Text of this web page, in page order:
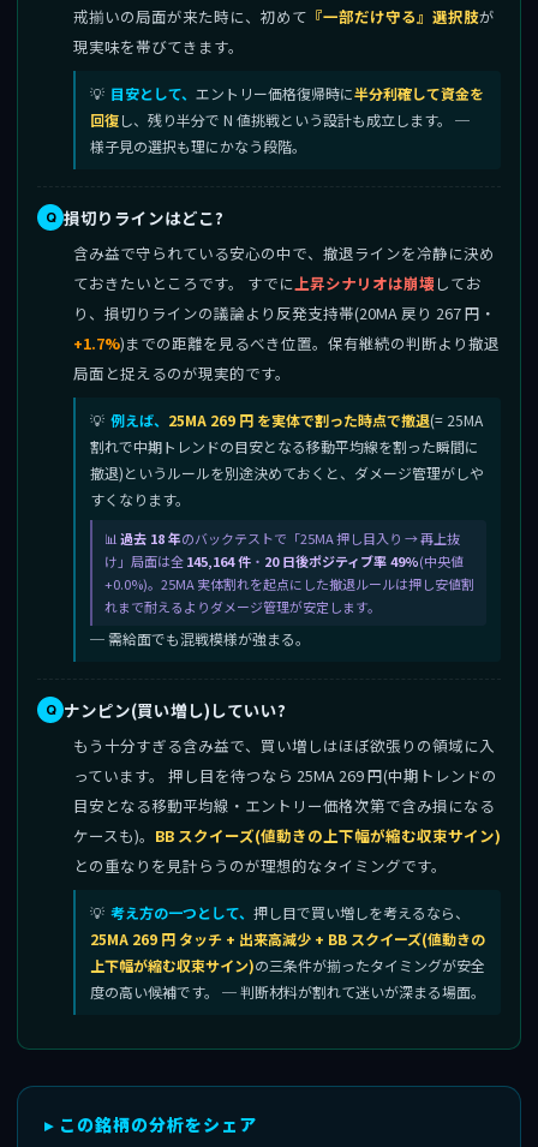
戒揃いの局面が来た時に、初めて 『一部だけ守る』選択肢が
現実味を帯びてきます。
目安として、 エントリー価格復帰時に半分利確して資金を
回復し、残り半分で N 値挑戦という設計も成立します。 ─
様子見の選択も理にかなう段階。
損切りラインはどこ?
含み益で守られている安心の中で、撤退ラインを冷静に決め
ておきたいところです。 すでに上昇シナリオは崩壊 してお
り、損切りラインの議論より反発支持帯(20MA 戻り 267 円・
+1.7%)までの距離を見るべき位置。保有継続の判断より撤退
局面と捉えるのが現実的です。
例えば、 25MA 269 円 を実体で割った時点で撤退(= 25MA
割れで中期トレンドの目安となる移動平均線を割った瞬間に
撤退)というルールを別途決めておくと、ダメージ管理がしや
すくなります。
過去 18 年のバックテストで「25MA 押し目入り → 再上抜
け」局面は全145,164 件 ・ 20 日後ポジティブ率 49%(中央値
+0.0%)。25MA 実体割れを起点にした撤退ルールは押し安値割
れまで耐えるよりダメージ管理が安定します。
─ 需給面でも混戦模様が強まる。
ナンピン(買い増し)していい?
もう十分すぎる含み益で、買い増しはほぼ欲張りの領域に入
っています。 押し目を待つなら 25MA 269 円(中期トレンドの
目安となる移動平均線・エントリー価格次第で含み損になる
ケースも)。 BB スクイーズ(値動きの上下幅が縮む収束サイン)
との重なりを見計らうのが理想的なタイミングです。
考え方の一つとして、 押し目で買い増しを考えるなら、
25MA 269 円 タッチ + 出来高減少 + BB スクイーズ(値動きの
上下幅が縮む収束サイン)の三条件が揃ったタイミングが安全
度の高い候補です。 ─ 判断材料が割れて迷いが深まる場面。
▸ この銘柄の分析をシェア